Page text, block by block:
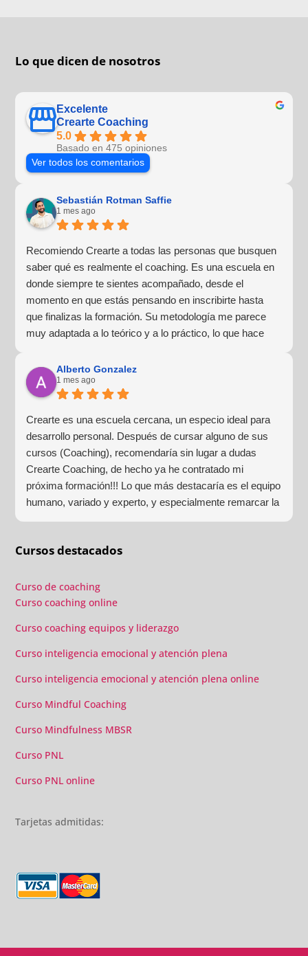
Lo que dicen de nosotros
Excelente
Crearte Coaching
5.0
Basado en 475 opiniones
Ver todos los comentarios
Sebastián Rotman Saffie
1 mes ago
Recomiendo Crearte a todas las personas que busquen
saber qué es realmente el coaching. Es una escuela en
donde siempre te sientes acompañado, desde el
momento en que estás pensando en inscribirte hasta
que finalizas la formación. Su metodología me parece
muy adaptada a lo teórico y a lo práctico, lo que hace
¡Para mí fue una excelente experiencia!
Alberto Gonzalez
1 mes ago
Crearte es una escuela cercana, un especio ideal para
desarrollo personal. Después de cursar alguno de sus
cursos (Coaching), recomendaría sin lugar a dudas
Crearte Coaching, de hecho ya he contratado mi
próxima formación!!! Lo que más destacaría es el equipo
humano, variado y experto, y especialmente remarcar la
añadido con multitud de formaciones, seminarios y
gran liderazgo de Beatriz Ricondo!!!
Cursos destacados
Curso de coaching
Curso coaching online
Curso coaching equipos y liderazgo
Curso inteligencia emocional y atención plena
Curso inteligencia emocional y atención plena online
Curso Mindful Coaching
Curso Mindfulness MBSR
Curso PNL
Curso PNL online
Tarjetas admitidas: